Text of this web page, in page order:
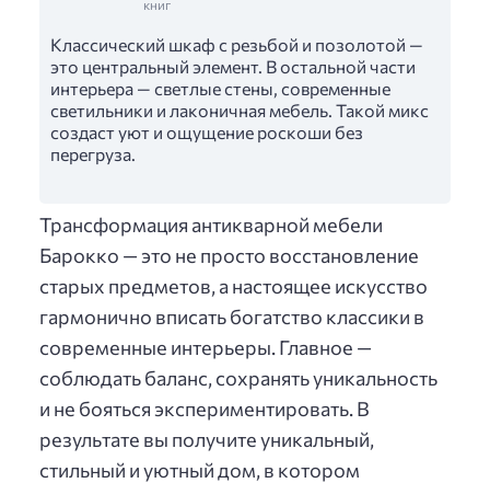
книг
Классический шкаф с резьбой и позолотой —
это центральный элемент. В остальной части
интерьера — светлые стены, современные
светильники и лаконичная мебель. Такой микс
создаст уют и ощущение роскоши без
перегруза.
Трансформация антикварной мебели
Барокко — это не просто восстановление
старых предметов, а настоящее искусство
гармонично вписать богатство классики в
современные интерьеры. Главное —
соблюдать баланс, сохранять уникальность
и не бояться экспериментировать. В
результате вы получите уникальный,
стильный и уютный дом, в котором